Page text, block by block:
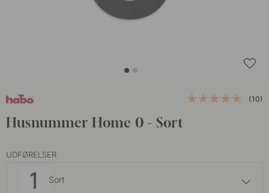
(10)
Husnummer Home 0 - Sort
UDFØRELSER
Sort